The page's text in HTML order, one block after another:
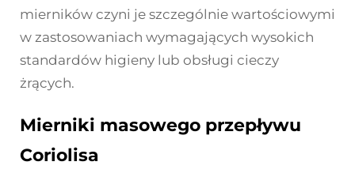
mierników czyni je szczególnie wartościowymi
w zastosowaniach wymagających wysokich
standardów higieny lub obsługi cieczy
żrących.
Mierniki masowego przepływu
Coriolisa